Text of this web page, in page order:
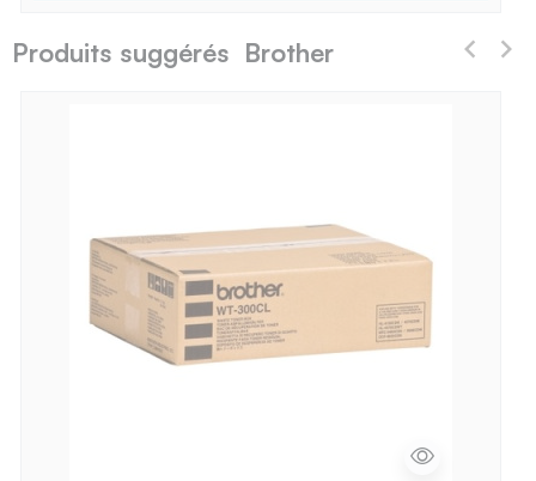
Produits suggérés Brother